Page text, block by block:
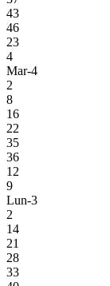
43
46
23
4
Mar-4
2
8
16
22
35
36
12
9
Lun-3
2
14
21
28
33